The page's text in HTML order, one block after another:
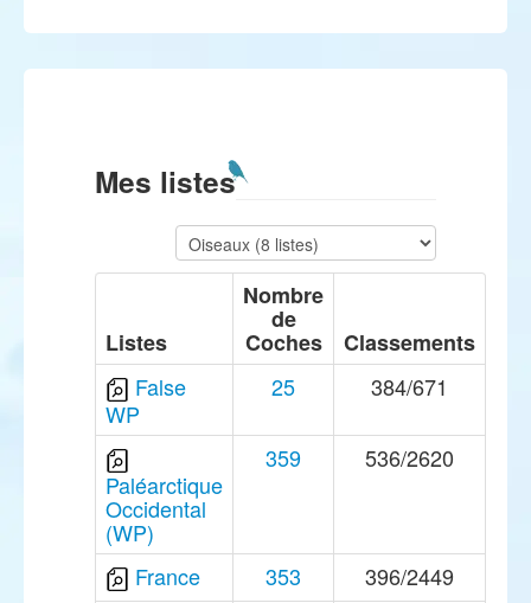
Mes listes
Listes
Nombre
de
Coches
Classements
False
WP
25 384/671
Paléarctique
Occidental
(WP)
359 536/2620
France 353
396/2449